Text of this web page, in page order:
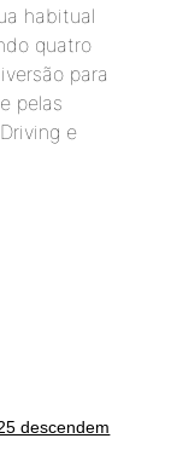
habitual
quatro
para
pelas
e
descendem